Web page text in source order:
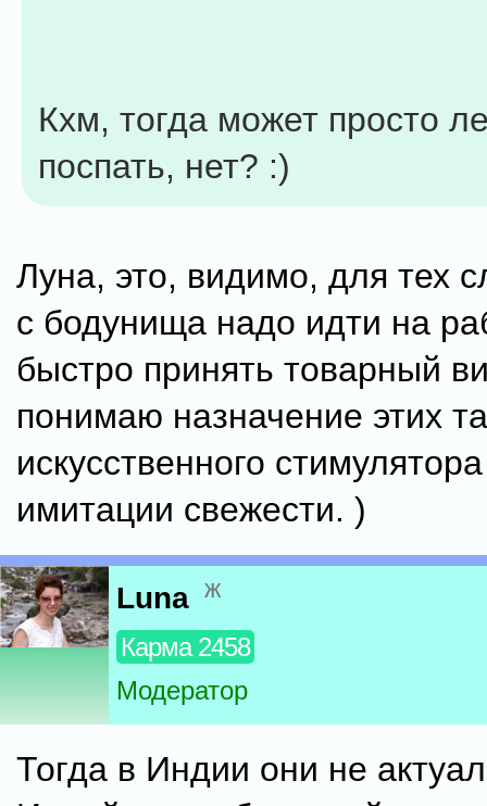
Кхм, тогда может просто
поспать, нет? :)
Луна, это, видимо, для тех
с бодунища надо идти на
быстро принять товарный
понимаю назначение этих
искусственного
имитации свежести. )
Luna ж
Карма 2458
Модератор
Тогда в Индии они не